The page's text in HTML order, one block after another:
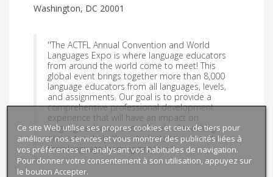
Washington, DC 20001
''The ACTFL Annual Convention and World
Languages Expo is where language educators
from around the world come to meet! This
global event brings together more than 8,000
language educators from all languages, levels,
and assignments. Our goal is to provide a
comprehensive professional development
experience that will have an impact on
language educators at all levels of teaching
and in turn help their students to succeed in
their language learning process.''
Ce site Web utilise ses propres cookies et ceux de tiers pour
améliorer nos services et vous montrer des publicités liées à
vos préférences en analysant vos habitudes de navigation.
Pour donner votre consentement à son utilisation, appuyez sur
le bouton Accepter.